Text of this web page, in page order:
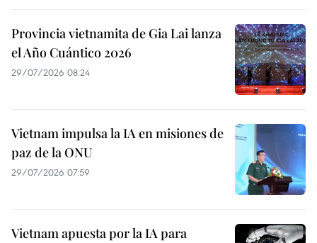
Provincia vietnamita de Gia Lai lanza
el Año Cuántico 2026
29/07/2026 08:24
Vietnam impulsa la IA en misiones de
paz de la ONU
29/07/2026 07:59
Vietnam apuesta por la IA para